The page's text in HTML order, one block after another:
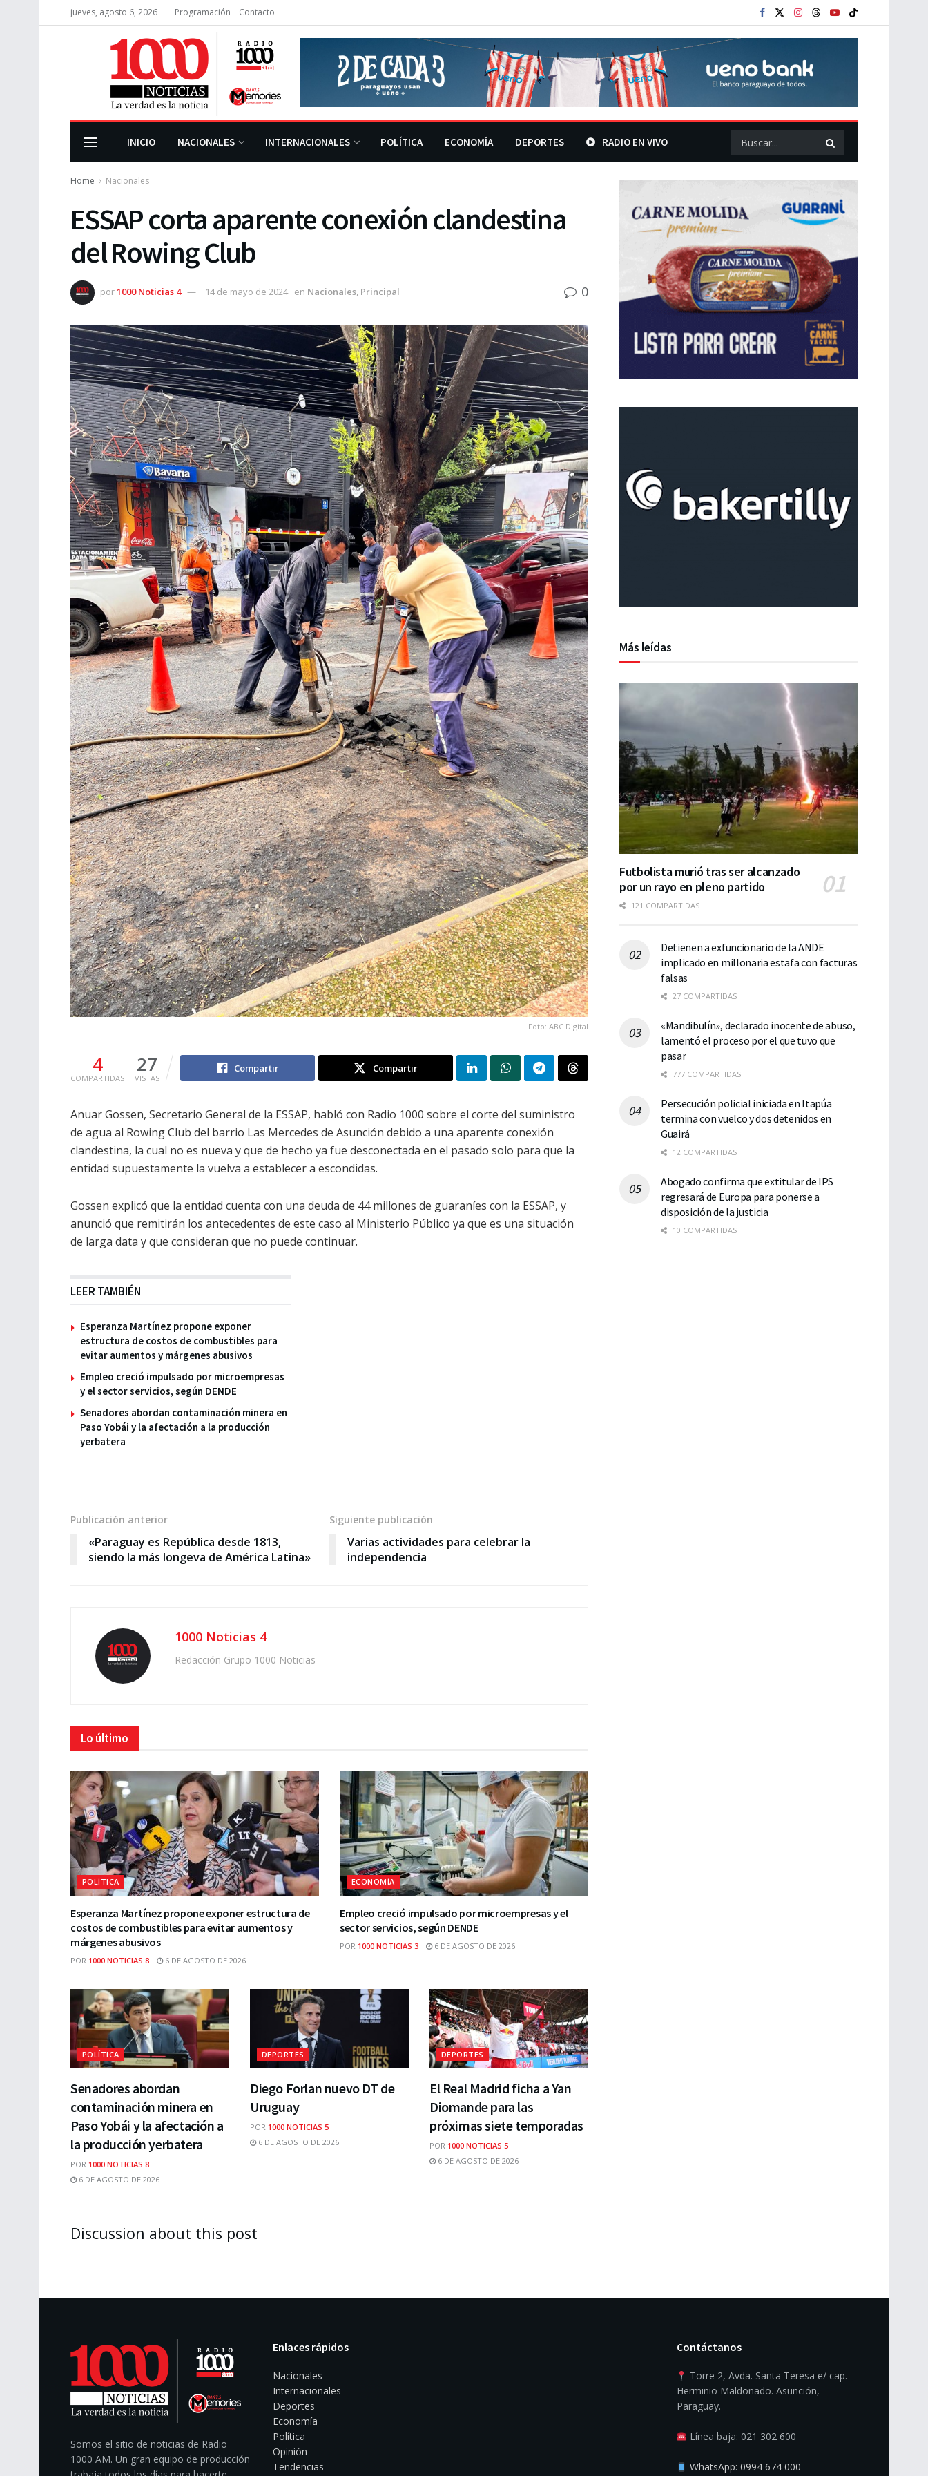
jueves, agosto 6, 2026 Programación Contacto
INICIO NACIONALES INTERNACIONALES POLÍTICA ECONOMÍA DEPORTES RADIO EN VIVO
Home Nacionales
ESSAP corta aparente conexión clandestina
del Rowing Club
por1000 Noticias 4 14 de mayo de 2024 en Nacionales, Principal 0
Foto: ABC Digital
4
COMPARTIDAS
27
VISTAS
Compartir Compartir
Anuar Gossen, Secretario General de la ESSAP, habló con Radio 1000 sobre el corte del suministro
de agua al Rowing Club del barrio Las Mercedes de Asunción debido a una aparente conexión
clandestina, la cual no es nueva y que de hecho ya fue desconectada en el pasado solo para que la
entidad supuestamente la vuelva a establecer a escondidas.
Gossen explicó que la entidad cuenta con una deuda de 44 millones de guaraníes con la ESSAP, y
anunció que remitirán los antecedentes de este caso al Ministerio Público ya que es una situación
de larga data y que consideran que no puede continuar.
LEER TAMBIÉN
Esperanza Martínez propone exponer
estructura de costos de combustibles para
evitar aumentos y márgenes abusivos
Empleo creció impulsado por microempresas
y el sector servicios, según DENDE
Senadores abordan contaminación minera en
Paso Yobái y la afectación a la producción
yerbatera
Publicación anterior
«Paraguay es República desde 1813,
siendo la más longeva de América Latina»
Siguiente publicación
Varias actividades para celebrar la
independencia
1000 Noticias 4
Redacción Grupo 1000 Noticias
Lo último
POLÍTICA
Esperanza Martínez propone exponer estructura de
costos de combustibles para evitar aumentos y
márgenes abusivos
POR 1000 NOTICIAS 8 6 DE AGOSTO DE 2026
ECONOMÍA
Empleo creció impulsado por microempresas y el
sector servicios, según DENDE
POR 1000 NOTICIAS 3 6 DE AGOSTO DE 2026
POLÍTICA
Senadores abordan
contaminación minera en
Paso Yobái y la afectación a
la producción yerbatera
POR 1000 NOTICIAS 8
6 DE AGOSTO DE 2026
DEPORTES
Diego Forlan nuevo DT de
Uruguay
POR 1000 NOTICIAS 5
6 DE AGOSTO DE 2026
DEPORTES
El Real Madrid ficha a Yan
Diomande para las
próximas siete temporadas
POR 1000 NOTICIAS 5
6 DE AGOSTO DE 2026
Discussion about this post
Más leídas
Futbolista murió tras ser alcanzado
por un rayo en pleno partido
121 COMPARTIDAS
Detienen a exfuncionario de la ANDE
implicado en millonaria estafa con facturas
falsas
27 COMPARTIDAS
«Mandibulín», declarado inocente de abuso,
lamentó el proceso por el que tuvo que
pasar
777 COMPARTIDAS
Persecución policial iniciada en Itapúa
termina con vuelco y dos detenidos en
Guairá
12 COMPARTIDAS
Abogado confirma que extitular de IPS
regresará de Europa para ponerse a
disposición de la justicia
10 COMPARTIDAS
Somos el sitio de noticias de Radio
1000 AM. Un gran equipo de producción
Enlaces rápidos
Nacionales
Internacionales
Deportes
Economía
Política
Opinión
Tendencias
Contáctanos
Torre 2, Avda. Santa Teresa e/ cap.
Herminio Maldonado. Asunción,
Paraguay.
Línea baja: 021 302 600
WhatsApp: 0994 674 000